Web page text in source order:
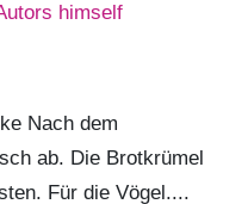
Nach dem
ab. Die Brotkrümel
Für die Vögel....